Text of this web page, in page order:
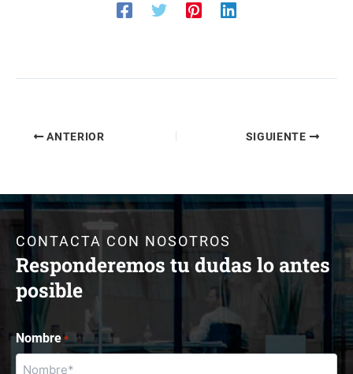
ANTERIOR SIGUIENTE
CONTACTA CON NOSOTROS
Responderemos tu dudas lo antes
posible
Nombre *